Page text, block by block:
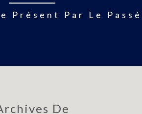
Présent Par Le Passé
De